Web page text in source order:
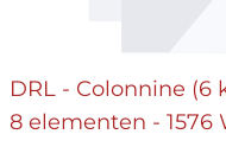
DRL - Colonnine (6
8 elementen - 1576